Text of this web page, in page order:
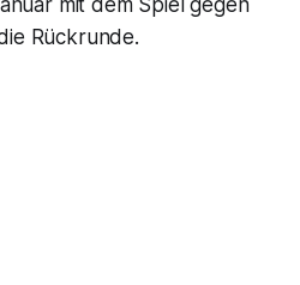
mit dem Spiel gegen
Rückrunde.